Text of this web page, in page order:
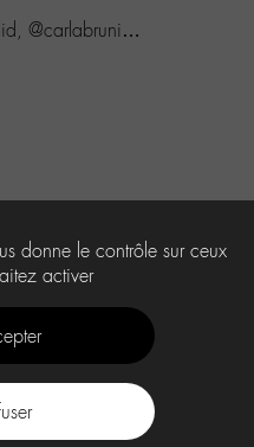
@carlabruni…
donne le contrôle sur ceux
activer